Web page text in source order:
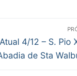
4/12 – S. Pio
de Sta